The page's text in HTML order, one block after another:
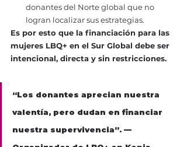
donantes del Norte global que no
logran localizar sus estrategias.
Es por esto que la financiación para las
mujeres LBQ+ en el Sur Global debe ser
intencional, directa y sin restricciones.
“Los donantes aprecian nuestra
valentía, pero dudan en financiar
nuestra supervivencia”. —